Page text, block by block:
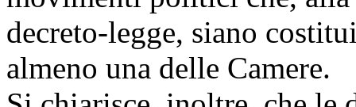
decreto-legge, siano
almeno una delle Camere.